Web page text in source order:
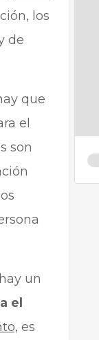
los
de
que
el
son
un
el
es